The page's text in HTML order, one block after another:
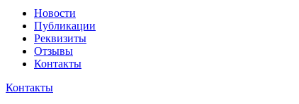
Новости
Публикации
Реквизиты
Отзывы
Контакты
Контакты